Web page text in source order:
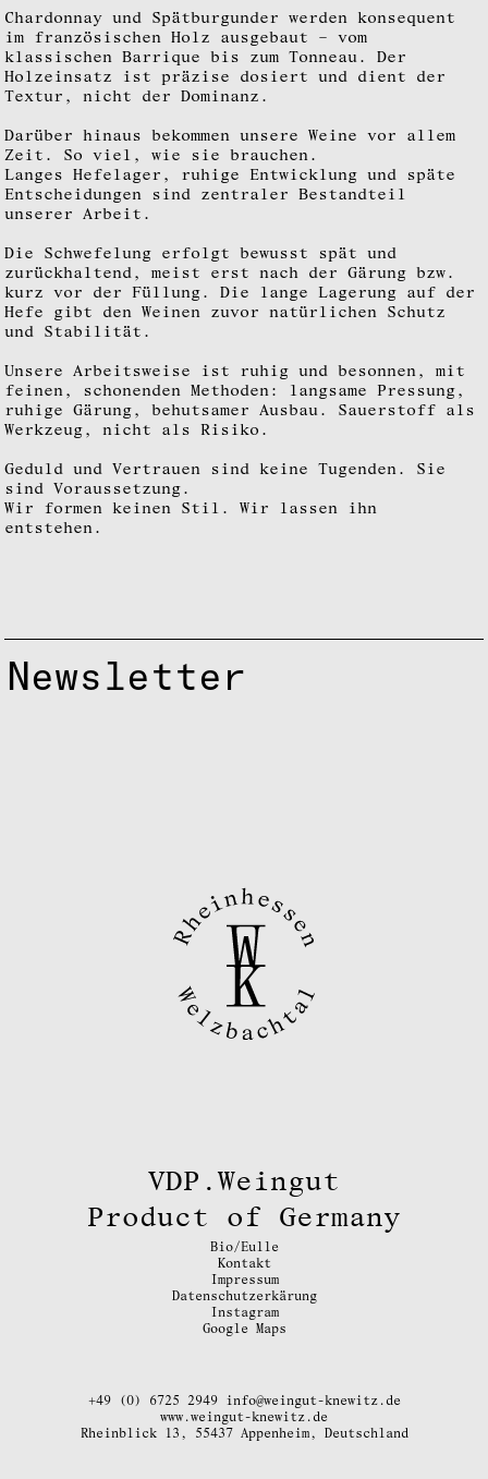
Chardonnay und Spätburgunder werden konsequent
im französischen Holz ausgebaut – vom
klassischen Barrique bis zum Tonneau. Der
Holzeinsatz ist präzise dosiert und dient der
Textur, nicht der Dominanz.
Darüber hinaus bekommen unsere Weine vor allem
Zeit. So viel, wie sie brauchen.
Langes Hefelager, ruhige Entwicklung und späte
Entscheidungen sind zentraler Bestandteil
unserer Arbeit.
Die Schwefelung erfolgt bewusst spät und
zurückhaltend, meist erst nach der Gärung bzw.
kurz vor der Füllung. Die lange Lagerung auf der
Hefe gibt den Weinen zuvor natürlichen Schutz
und Stabilität.
Unsere Arbeitsweise ist ruhig und besonnen, mit
feinen, schonenden Methoden: langsame Pressung,
ruhige Gärung, behutsamer Ausbau. Sauerstoff als
Werkzeug, nicht als Risiko.
Geduld und Vertrauen sind keine Tugenden. Sie
sind Voraussetzung.
Wir formen keinen Stil. Wir lassen ihn
entstehen.
VDP.Weingut
Product of Germany
Bio/Eulle
Kontakt
Impressum
Datenschutzerkärung
Instagram
Google Maps
+49 (0) 6725 2949 info@weingut-knewitz.de
www.weingut-knewitz.de
Rheinblick 13, 55437 Appenheim, Deutschland